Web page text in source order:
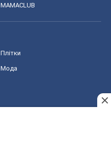
MAMACLUB
Плітки
Мода